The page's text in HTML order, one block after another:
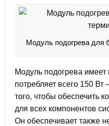
Модуль подогрева для
Модуль подогрева
потребляет всего 150 Вт
того, чтобы обеспечить
для всех компонентов
Он обеспечивает также